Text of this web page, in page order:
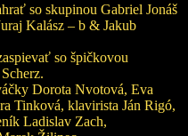
so skupinou Gabriel Jonáš
Kalász – b & Jakub
so špičkovou
Dorota Nvotová, Eva
Tinková, klavirista Ján Rigó,
Ladislav Zach,